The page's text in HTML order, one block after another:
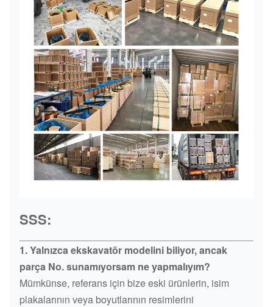
SSS:
1. Yalnızca ekskavatör modelini biliyor, ancak
parça No. sunamıyorsam ne yapmalıyım?
Mümkünse, referans için bize eski ürünlerin, isim
plakalarının veya boyutlarının resimlerini